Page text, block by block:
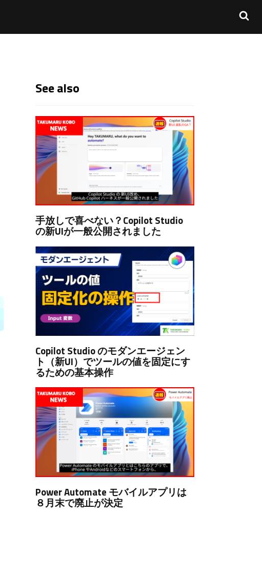
See also
手放しで喜べない？Copilot Studio
の新UIが一般公開されました
Copilot Studio のモダンエージェン
ト（新UI）でツールの値を固定にす
るための基本操作
Power Automate モバイルアプリは
８月末で廃止が決定